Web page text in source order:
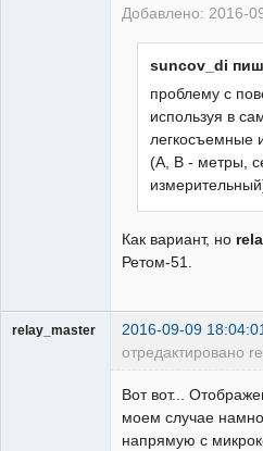
Добавлено: 2016-
suncov_di
проблему с
используя в
легкосъемные
(А, В - метры,
Как вариант, но
Ретом-51.
relay_master 2016-09-09 18:04:01
отредактировано
Вот вот...
моем случае
напрямую с